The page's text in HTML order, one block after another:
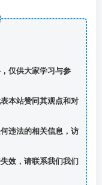
仅供大家学习与参
本站赞同其观点和对
违法的相关信息，访
效，请联系我们我们